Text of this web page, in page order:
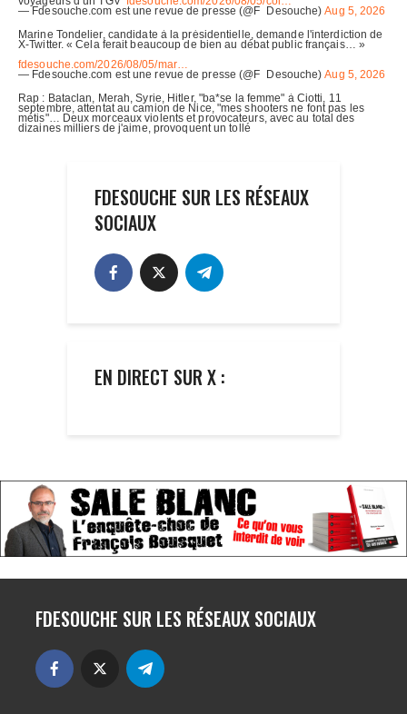
FDESOUCHE SUR LES RÉSEAUX
SOCIAUX
EN DIRECT SUR X :
FDESOUCHE SUR LES RÉSEAUX SOCIAUX